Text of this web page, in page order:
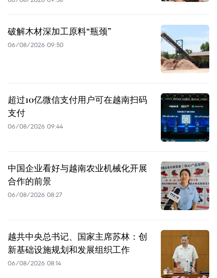
破解木材深加工原料“瓶颈”
06/08/2026 09:50
超过10亿微信支付用户可在越南扫码
支付
06/08/2026 09:44
中国企业看好与越南农业机械化开展
合作的前景
06/08/2026 08:27
越共中央总书记、国家主席苏林：创
新基础设施规划和发展组织工作
06/08/2026 08:14